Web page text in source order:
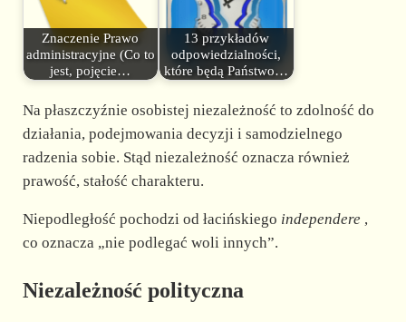
Znaczenie Prawo
administracyjne (Co to
jest, pojęcie…
13 przykładów
odpowiedzialności,
które będą Państwo…
Na płaszczyźnie osobistej niezależność to zdolność do
działania, podejmowania decyzji i samodzielnego
radzenia sobie. Stąd niezależność oznacza również
prawość, stałość charakteru.
Niepodległość pochodzi od łacińskiego independere ,
co oznacza „nie podlegać woli innych”.
Niezależność polityczna